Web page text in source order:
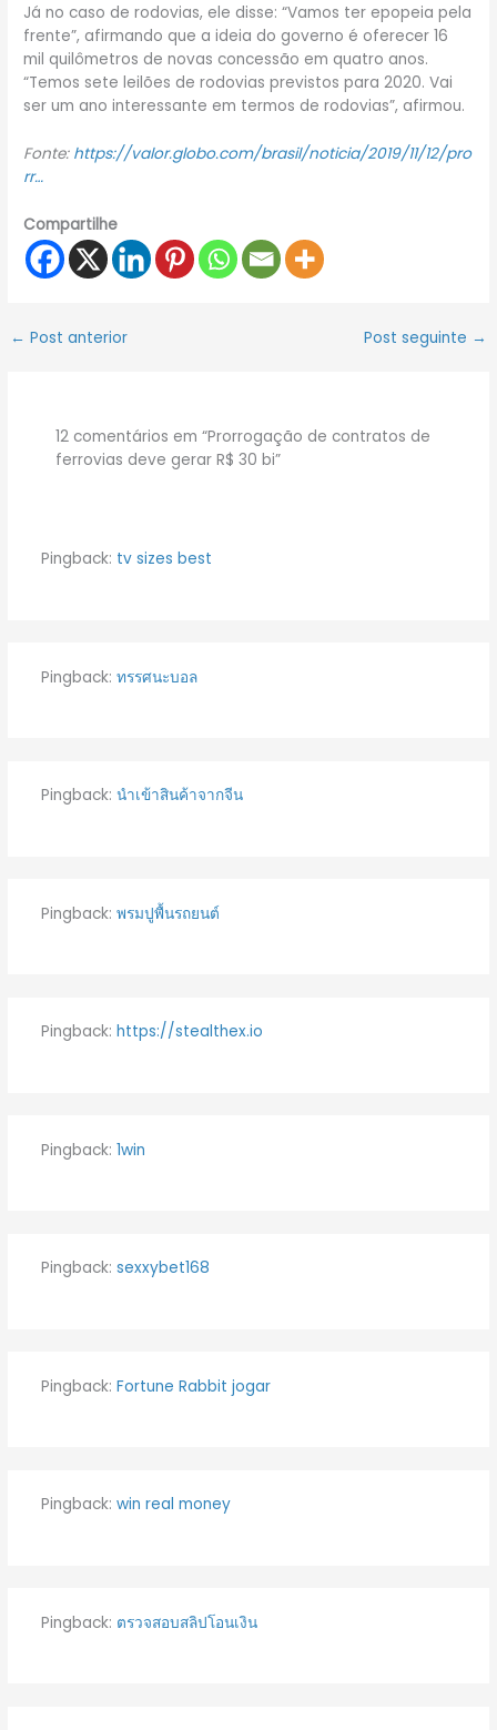
Já no caso de rodovias, ele disse: “Vamos ter epopeia pela
frente”, afirmando que a ideia do governo é oferecer 16
mil quilômetros de novas concessão em quatro anos.
“Temos sete leilões de rodovias previstos para 2020. Vai
ser um ano interessante em termos de rodovias”, afirmou.
Fonte: https://valor.globo.com/brasil/noticia/2019/11/12/pro
rr…
Compartilhe
← Post anterior Post seguinte →
12 comentários em “Prorrogação de contratos de
ferrovias deve gerar R$ 30 bi”
Pingback: tv sizes best
Pingback: ทรรศนะบอล
Pingback: นำเข้าสินค้าจากจีน
Pingback: พรมปูพื้นรถยนต์
Pingback: https://stealthex.io
Pingback: 1win
Pingback: sexxybet168
Pingback: Fortune Rabbit jogar
Pingback: win real money
Pingback: ตรวจสอบสลิปโอนเงิน